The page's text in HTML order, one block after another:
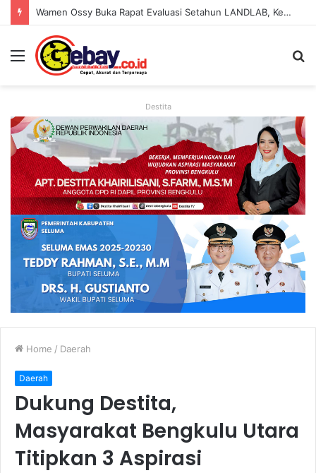
Wamen Ossy Buka Rapat Evaluasi Setahun LANDLAB, Kerja Sama Kementerian ATR/BPN Bersama JICA
Destita
Home / Daerah
Daerah
Dukung Destita,
Masyarakat Bengkulu Utara
Titipkan 3 Aspirasi